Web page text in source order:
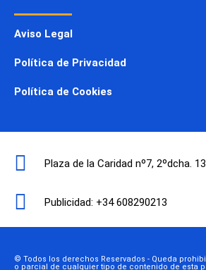
Aviso Legal
Política de Privacidad
Política de Cookies
Plaza de la Caridad nº7, 2ºdcha.
Publicidad: +34 608290213
© Todos los derechos Reservados - Queda
o parcial de cualquier tipo de contenido de esta